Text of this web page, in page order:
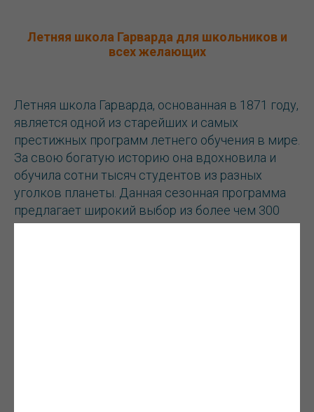
Летняя школа Гарварда для школьников и
всех желающих
Летняя школа Гарварда, основанная в 1871 году,
является одной из старейших и самых
престижных программ летнего обучения в мире.
За свою богатую историю она вдохновила и
обучила сотни тысяч студентов из разных
уголков планеты. Данная сезонная программа
предлагает широкий выбор из более чем 300
курсов, охватывающих 60 дисциплин. Можно